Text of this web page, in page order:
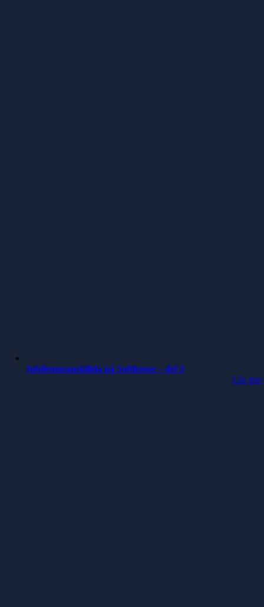
Jubileumsanställda på Softhouse – del 3
Läs mer